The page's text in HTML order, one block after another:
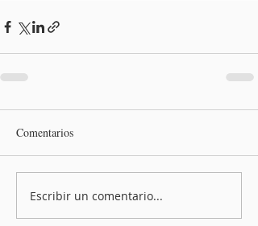
Comentarios
Escribir un comentario...